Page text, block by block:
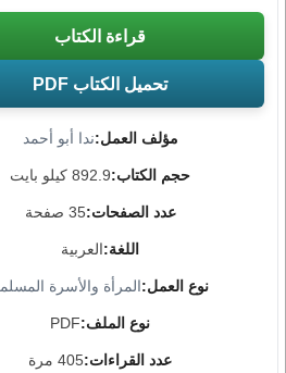
مؤلف العمل:ندا أبو أحمد
حجم الكتاب:892.9 كيلو بايت
عدد الصفحات:35 صفحة
اللغة:العربية
نوع العمل:المرأة والأسرة
نوع الملف:PDF
عدد القراءات:405 مرة
قراءة الكتاب
تحميل الكتاب PDF